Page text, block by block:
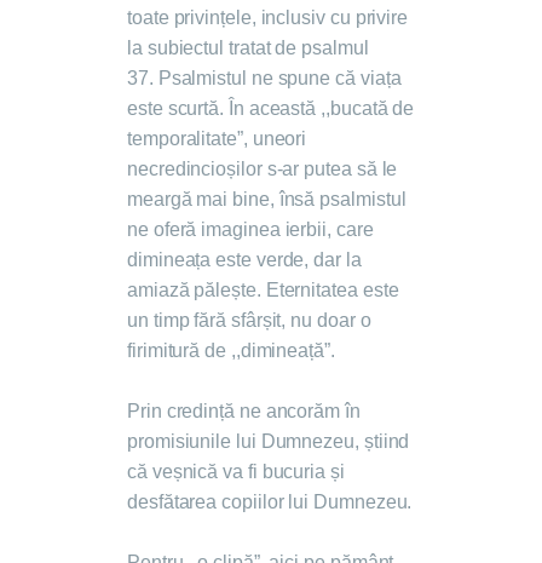
toate privințele, inclusiv cu privire
la subiectul tratat de psalmul
37. Psalmistul ne spune că viața
este scurtă. În această ,,bucată de
temporalitate”, uneori
necredincioșilor s-ar putea să le
meargă mai bine, însă psalmistul
ne oferă imaginea ierbii, care
dimineața este verde, dar la
amiază pălește. Eternitatea este
un timp fără sfârșit, nu doar o
firimitură de ,,dimineață”.
Prin credință ne ancorăm în
promisiunile lui Dumnezeu, știind
că veșnică va fi bucuria și
desfătarea copiilor lui Dumnezeu.